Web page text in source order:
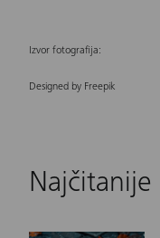
Izvor fotografija:
Designed by Freepik
Najčitanije